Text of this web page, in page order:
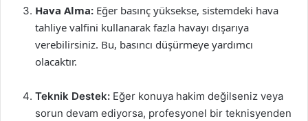
Hava Alma: Eğer basınç yüksekse, sistemdeki hava
tahliye valfini kullanarak fazla havayı dışarıya
verebilirsiniz. Bu, basıncı düşürmeye yardımcı
olacaktır.
Teknik Destek: Eğer konuya hakim değilseniz veya
sorun devam ediyorsa, profesyonel bir teknisyenden